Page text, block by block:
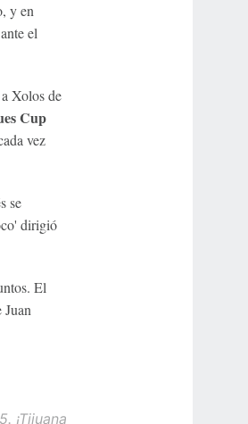
y en
el
Xolos de
Cup
vez
se
dirigió
El
¡Tijuana